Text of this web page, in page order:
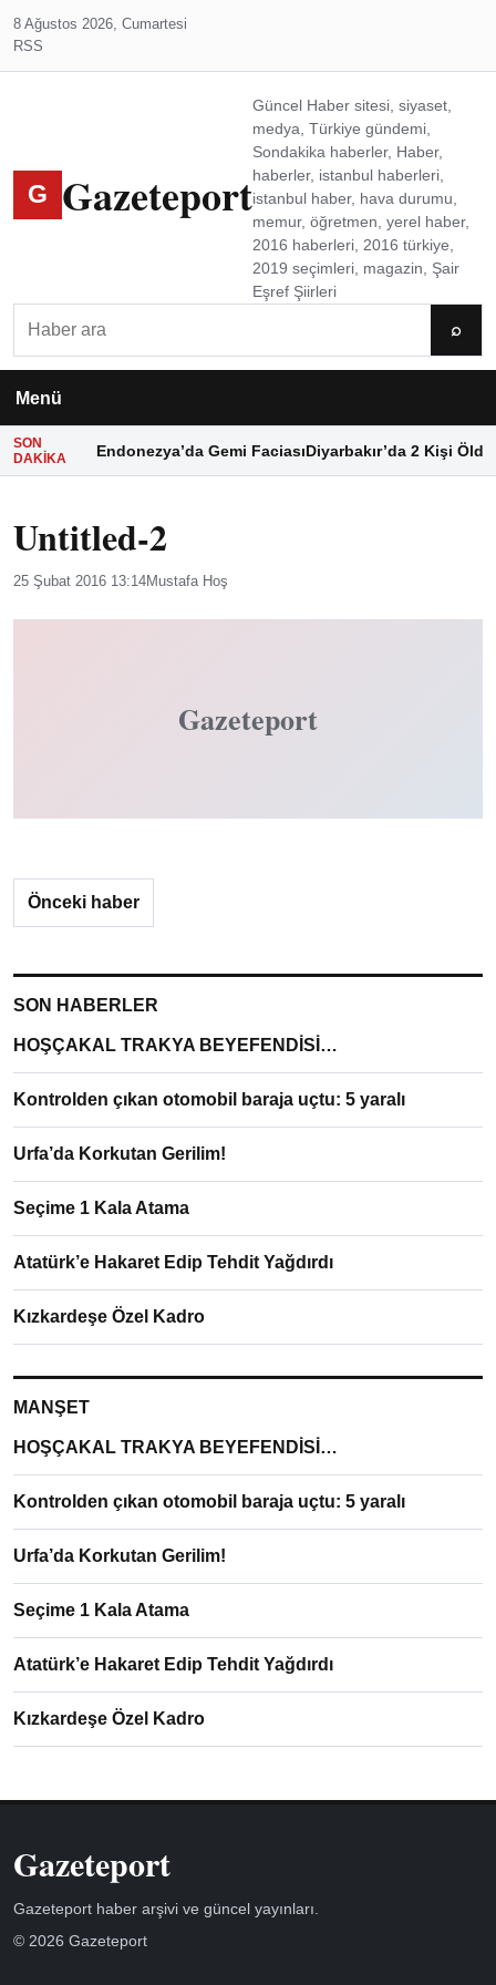
8 Ağustos 2026, Cumartesi
RSS
G Gazeteport
Güncel Haber sitesi, siyaset,
medya, Türkiye gündemi,
Sondakika haberler, Haber,
haberler, istanbul haberleri,
istanbul haber, hava durumu,
memur, öğretmen, yerel haber,
2016 haberleri, 2016 türkiye,
2019 seçimleri, magazin, Şair
Eşref Şiirleri
⌕
Menü
SON
DAKIKA
Endonezya’da Gemi FaciasıDiyarbakır’da 2 Kişi Öldü
Untitled-2
25 Şubat 2016 13:14Mustafa Hoş
Gazeteport
Önceki haber
SON HABERLER
HOŞÇAKAL TRAKYA BEYEFENDİSİ…
Kontrolden çıkan otomobil baraja uçtu: 5 yaralı
Urfa’da Korkutan Gerilim!
Seçime 1 Kala Atama
Atatürk’e Hakaret Edip Tehdit Yağdırdı
Kızkardeşe Özel Kadro
MANŞET
HOŞÇAKAL TRAKYA BEYEFENDİSİ…
Kontrolden çıkan otomobil baraja uçtu: 5 yaralı
Urfa’da Korkutan Gerilim!
Seçime 1 Kala Atama
Atatürk’e Hakaret Edip Tehdit Yağdırdı
Kızkardeşe Özel Kadro
Gazeteport
Gazeteport haber arşivi ve güncel yayınları.
© 2026 Gazeteport